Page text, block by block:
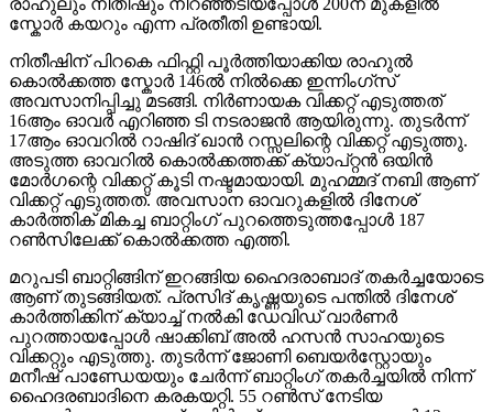
സ്കോർ കയറും എന്ന പ്രതീതി ഉണ്ടായി.
നിതീഷിന് പിറകെ ഫിഫ്റ്റി പൂർത്തിയാക്കിയ രാഹുൽ
കൊൽക്കത്ത സ്കോർ 146ൽ നിൽക്കെ ഇന്നിംഗ്സ്
അവസാനിപ്പിച്ചു മടങ്ങി. നിർണായക വിക്കറ്റ് എടുത്തത്
16ആം ഓവർ എറിഞ്ഞ ടി നടരാജൻ ആയിരുന്നു. തുടർന്ന്
17ആം ഓവറിൽ റാഷിദ് ഖാൻ റസ്സലിന്റെ വിക്കറ്റ് എടുത്തു.
അടുത്ത ഓവറിൽ കൊൽക്കത്തക്ക് ക്യാപ്റ്റൻ ഒയിൻ
മോർഗന്റെ വിക്കറ്റ് കൂടി നഷ്ടമായായി. മുഹമ്മദ് നബി ആണ്
വിക്കറ്റ് എടുത്തത്. അവസാന ഓവറുകളിൽ ദിനേശ്
കാർത്തിക് മികച്ച ബാറ്റിംഗ് പുറത്തെടുത്തപ്പോൾ 187
റൺസിലേക്ക് കൊൽക്കത്ത എത്തി.
മറുപടി ബാറ്റിങ്ങിന് ഇറങ്ങിയ ഹൈദരാബാദ് തകർച്ചയോടെ
ആണ് തുടങ്ങിയത്. പ്രസിദ് കൃഷ്ണയുടെ പന്തിൽ ദിനേശ്
കാർത്തിക്കിന് ക്യാച്ച് നൽകി ഡേവിഡ് വാർണർ
പുറത്തായപ്പോൾ ഷാക്കിബ് അൽ ഹസൻ സാഹയുടെ
വിക്കറ്റും എടുത്തു. തുടർന്ന് ജോണി ബെയർസ്റ്റോയും
മനീഷ് പാണ്ഡേയയും ചേർന്ന് ബാറ്റിംഗ് തകർച്ചയിൽ നിന്ന്
ഹൈദരബാദിനെ കരകയറ്റി. 55 റൺസ് നേടിയ